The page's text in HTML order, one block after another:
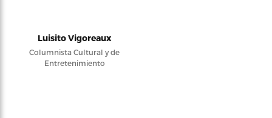
Luisito Vigoreaux
Columnista Cultural y de
Entretenimiento